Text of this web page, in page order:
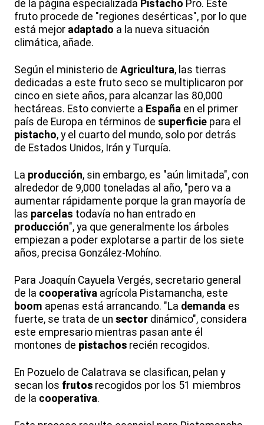
de la página especializada Pistacho Pro. Este
fruto procede de "regiones desérticas", por lo que
está mejor adaptado a la nueva situación
climática, añade.
Según el ministerio de Agricultura, las tierras
dedicadas a este fruto seco se multiplicaron por
cinco en siete años, para alcanzar las 80,000
hectáreas. Esto convierte a España en el primer
país de Europa en términos de superficie para el
pistacho, y el cuarto del mundo, solo por detrás
de Estados Unidos, Irán y Turquía.
La producción, sin embargo, es "aún limitada", con
alrededor de 9,000 toneladas al año, "pero va a
aumentar rápidamente porque la gran mayoría de
las parcelas todavía no han entrado en
producción", ya que generalmente los árboles
empiezan a poder explotarse a partir de los siete
años, precisa González-Mohíno.
Para Joaquín Cayuela Vergés, secretario general
de la cooperativa agrícola Pistamancha, este
boom apenas está arrancando. "La demanda es
fuerte, se trata de un sector dinámico", considera
este empresario mientras pasan ante él
montones de pistachos recién recogidos.
En Pozuelo de Calatrava se clasifican, pelan y
secan los frutos recogidos por los 51 miembros
de la cooperativa.